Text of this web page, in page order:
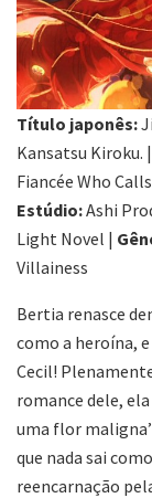
Título japonês:
Kansatsu Kiroku. |
Fiancée Who
Estúdio:Ashi
Light Novel |
Villainess
Bertia renasce
como a heroína,
Cecil!
romance dele,
uma flor
que nada sai
reencarnação